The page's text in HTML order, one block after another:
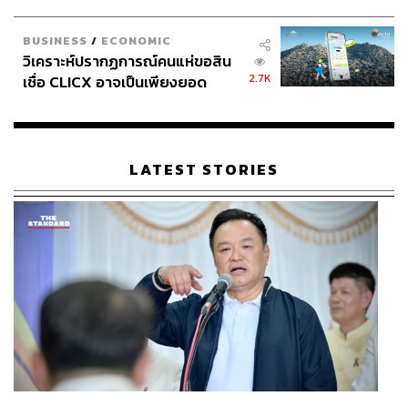
FYI
สองผู้นำอายุไล่เลี่ยกัน (ปูตินเกิดก่อน 8 เดือน) ด้านพื้น
ฐานการศึกษาและประสบการณ์ทำงาน ปูติน ผู้นำ
รัสเซีย เรียนจบปริญญาตรีด้านกฎหมาย ทำงานสาย
2000 ขึ้นเป็นผู้นำสูงสุดของรัสเซีย ในขณะที่ สีจิ้นผิง
ปริญญาเอก) มีประสบการณ์ทางการเมือง ตั้งแต่ระดับ
ท้องถิ่นในมณฑลฝูเจี้ยนนานร่วม 17 ปี ก่อนจะได้รับ
โปรโมทขึ้นมาเป็นผู้บริหารพรรคฯ ในส่วนกลางในปี
2007 และขึ้นเป็นผู้นำสูงสุดของจีน ตั้งแต่ปี 2012 ใน
ฐานะเลขาธิการใหญ่พรรคคอมมิวนิสต์จีน
TAGS: Belt and Road Initiative Vladimir Putin
China
Russia
Xi Jinping BRICS
BUSINESS / ECONOMIC
วิเคราะห์ปรากฏการณ์คนแห่ขอสิน
เชื่อ CLICX อาจเป็นเพียงยอด
เรือนไทยที่ถูกซุกไว้
2.7K
LATEST STORIES